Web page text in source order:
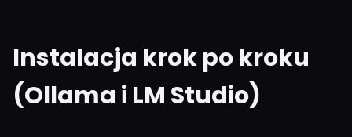
Instalacja krok po kroku
(Ollama i LM Studio)